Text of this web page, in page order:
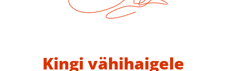
Kingi vähihaigele